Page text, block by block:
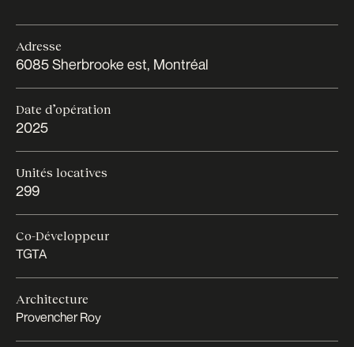
Adresse
6085 Sherbrooke est, Montréal
Date d’opération
2025
Unités locatives
299
Co-Développeur
TGTA
Architecture
Provencher Roy